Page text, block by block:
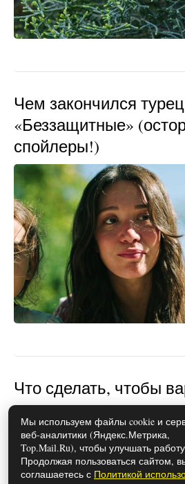
Чем закончился
«Беззащитные»
спойлеры!)
Что сделать, чтобы
легко чистились:
способы
Мы используем файлы cookie и
веб-аналитики (Яндекс.Метрика,
Top.Mail.Ru), чтобы улучшать
Продолжая пользоваться сайтом,
соглашаетесь с Политикой